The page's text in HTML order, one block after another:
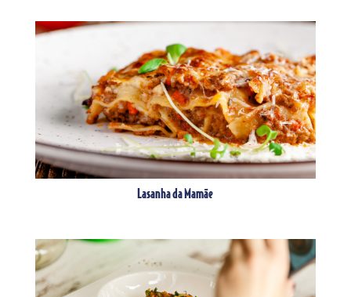
Lasanha da Mamãe